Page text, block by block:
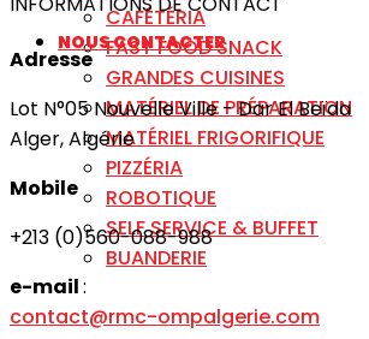
CAFÉTÉRIA
FAST FOOD SNACK
GRANDES CUISINES
MATÉRIEL DE PRÉPARATION
MATÉRIEL FRIGORIFIQUE
PIZZÉRIA
ROBOTIQUE
SELF SERVICE & BUFFET
BUANDERIE
NOUS CONTACTER
Adresse
Lot N°05 Nouvelle Ville - Dar El Beïda
Alger, Algérie
Mobile
+213 (0)560-088-988
e-mail:
contact@rmc-ompalgerie.com